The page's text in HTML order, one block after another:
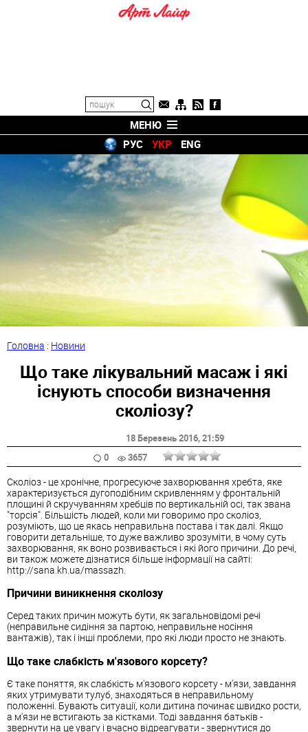
МЕНЮ
РУС
УКР ENG
Головна : Новини
Що таке лікувальний масаж і які
існують способи визначення
сколіозу?
18 Березень 2016, 21:59
0
3657
Сколіоз - це хронічне, прогресуюче захворювання хребта, яке
характеризується дугоподібним скривленням у фронтальній
площині й скручуванням хребців по вертикальній осі, так звана
"торсія". Більшість людей, коли ми говоримо про сколіоз,
розуміють, що це якась неправильна постава і так далі. Якщо
говорити детальніше, то дуже важливо зрозуміти, в чому суть
захворювання, як воно розвивається і які його причини. До речі,
ви також можете дізнатися більше інформації на сайті:
http://sana.kh.ua/massazh.
Причини виникнення сколіозу
Серед таких причин можуть бути, як загальновідомі речі
(неправильне сидіння за партою, неправильне носіння
вантажів), так і інші проблеми, про які люди просто не знають.
Що таке слабкість м'язового корсету?
Є таке поняття, як слабкість м'язового корсету - м'язи, завдання
яких утримувати тулуб, знаходяться в неправильному
положенні. Бувають ситуації, коли дитина починає швидко рости,
а м'язи не встигають за кістками. Тоді завдання батьків -
звернути на це увагу і вчасно відреагувати - звернутися до